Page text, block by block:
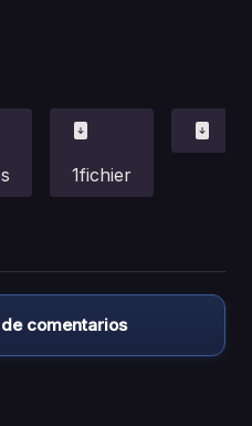
1fichier
comentarios